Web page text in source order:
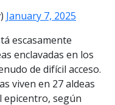
January 7, 2025
escasamente
enclavadas en los
de difícil acceso.
viven en 27 aldeas
epicentro, según